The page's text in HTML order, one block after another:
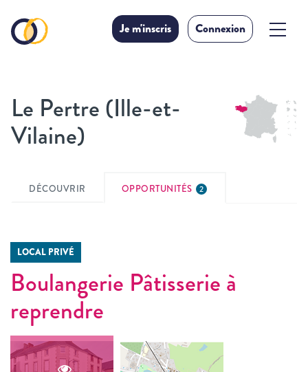
Je m'inscris Connexion
Le Pertre (Ille-et-
Vilaine)
DÉCOUVRIR OPPORTUNITÉS 2
LOCAL PRIVÉ
Boulangerie Pâtisserie à
reprendre